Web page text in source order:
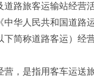
旅客运输站经营
华人民共和国道路
称道路客运）经
是指用客车运送